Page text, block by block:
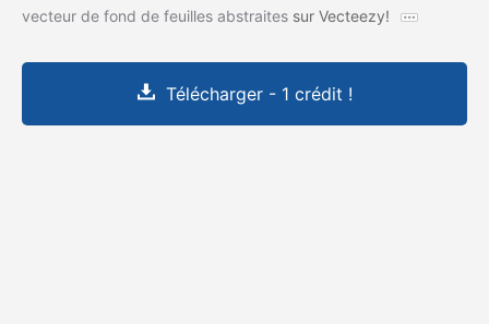
vecteur de fond de feuilles abstraites sur Vecteezy!
Télécharger - 1 crédit !